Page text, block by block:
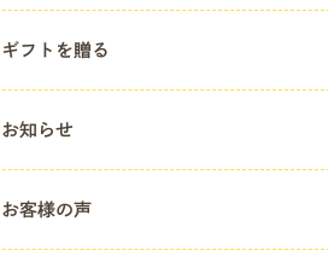
ギフトを贈る
お知らせ
お客様の声